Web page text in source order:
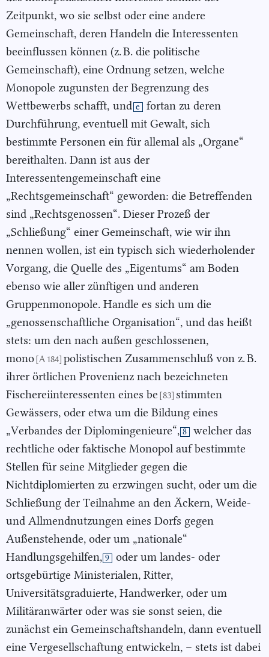
Zeitpunkt, wo sie selbst oder eine andere
Gemeinschaft, deren Handeln die Interessenten
beeinflussen können (z. B. die politische
Gemeinschaft), eine Ordnung setzen, welche
Monopole zugunsten der Begrenzung des
Wettbewerbs schafft, und e
fortan zu deren
Durchführung, eventuell mit Gewalt, sich
bestimmte Personen ein für allemal als „Organe“
bereithalten. Dann ist aus der
Interessentengemeinschaft eine
„Rechtsgemeinschaft“ geworden: die Betreffenden
sind „Rechtsgenossen“. Dieser Prozeß der
„Schließung“ einer Gemeinschaft, wie wir ihn
nennen wollen, ist ein typisch sich wiederholender
Vorgang, die Quelle des „Eigentums“ am Boden
ebenso wie aller zünftigen und anderen
Gruppenmonopole. Handle es sich um die
„genossenschaftliche Organisation“, und das heißt
stets: um den nach außen geschlossenen,
mono[A 184] polistischen Zusammenschluß von z. B.
ihrer örtlichen Provenienz nach bezeichneten
Fischereiinteressenten eines be [83] stimmten
Gewässers, oder etwa um die Bildung eines
„Verbandes der Diplomingenieure“, 8
welcher das
rechtliche oder faktische Monopol auf bestimmte
Stellen für seine Mitglieder gegen die
Nichtdiplomierten zu erzwingen sucht, oder um die
Schließung der Teilnahme an den Äckern, Weide-
und Allmendnutzungen eines Dorfs gegen
Außenstehende, oder um „nationale“
Handlungsgehilfen, 9
oder um landes- oder
ortsgebürtige Ministerialen, Ritter,
Universitätsgraduierte, Handwerker, oder um
Militäranwärter oder was sie sonst seien, die
zunächst ein Gemeinschaftshandeln, dann eventuell
eine Vergesellschaftung entwickeln, – stets ist dabei